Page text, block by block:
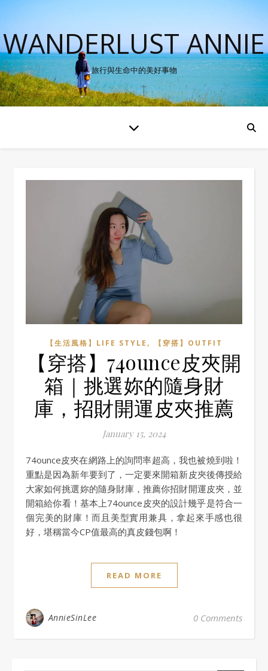
WANDERLUST ANNIE
旅行與生命中的美好事物
【生活風格】LIFE STYLE , 【穿搭】OUTFIT
【穿搭】74ounce皮夾開
箱｜挑選妳的隨身財
庫，招財開運皮夾推薦
January 15, 2024
74ounce皮夾在網路上的詢問率超高，我也被燒到啦！
重點是因為新年要到了，一定要來開箱新皮夾後傳授給
大家如何挑選妳的隨身財庫，推薦你招財開運皮夾，並
開箱給你看！基本上74ounce皮夾的設計幾乎是符合一
個完美的財庫！而且美型實用兼具，拿起來手感也很
好，堪稱當今CP值最高的真皮錢包啊！
READ MORE
AnnieSinLee 0 Comments